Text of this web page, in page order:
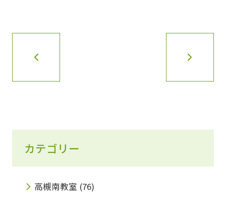
カテゴリー
高槻南教室 (76)